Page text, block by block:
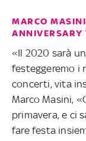
MARCO
ANNIVERSARY
«Il 2020 sarà
festeggeremo i
concerti, vita
Marco Masini,
primavera, e ci
fare festa